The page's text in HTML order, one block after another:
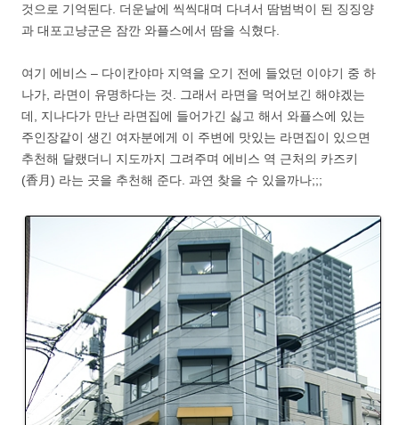
것으로 기억된다. 더운날에 씩씩대며 다녀서 땀범벅이 된 징징양
과 대포고냥군은 잠깐 와플스에서 땀을 식혔다.
여기 에비스 – 다이칸야마 지역을 오기 전에 들었던 이야기 중 하
나가, 라면이 유명하다는 것. 그래서 라면을 먹어보긴 해야겠는
데, 지나다가 만난 라면집에 들어가긴 싫고 해서 와플스에 있는
주인장같이 생긴 여자분에게 이 주변에 맛있는 라면집이 있으면
추천해 달랬더니 지도까지 그려주며 에비스 역 근처의 카즈키
(香月) 라는 곳을 추천해 준다. 과연 찾을 수 있을까나;;;